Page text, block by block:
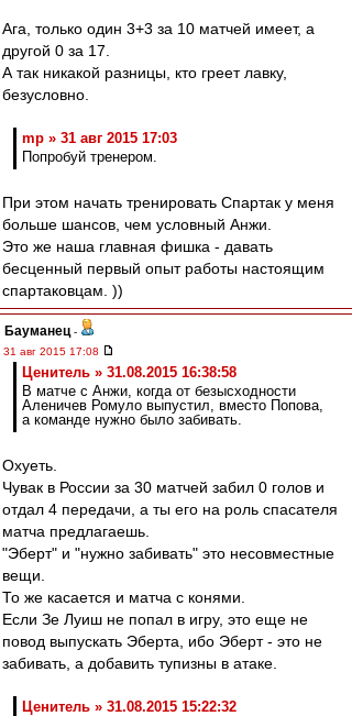
Ага, только один 3+3 за 10 матчей имеет, а
другой 0 за 17.
А так никакой разницы, кто греет лавку,
безусловно.
mp » 31 авг 2015 17:03
Попробуй тренером.
При этом начать тренировать Спартак у меня
больше шансов, чем условный Анжи.
Это же наша главная фишка - давать
бесценный первый опыт работы настоящим
спартаковцам. ))
Бауманец -
31 авг 2015 17:08
Ценитель » 31.08.2015 16:38:58
В матче с Анжи, когда от безысходности
Аленичев Ромуло выпустил, вместо Попова,
а команде нужно было забивать.
Охуеть.
Чувак в России за 30 матчей забил 0 голов и
отдал 4 передачи, а ты его на роль спасателя
матча предлагаешь.
"Эберт" и "нужно забивать" это несовместные
вещи.
То же касается и матча с конями.
Если Зе Луиш не попал в игру, это еще не
повод выпускать Эберта, ибо Эберт - это не
забивать, а добавить тупизны в атаке.
Ценитель » 31.08.2015 15:22:32